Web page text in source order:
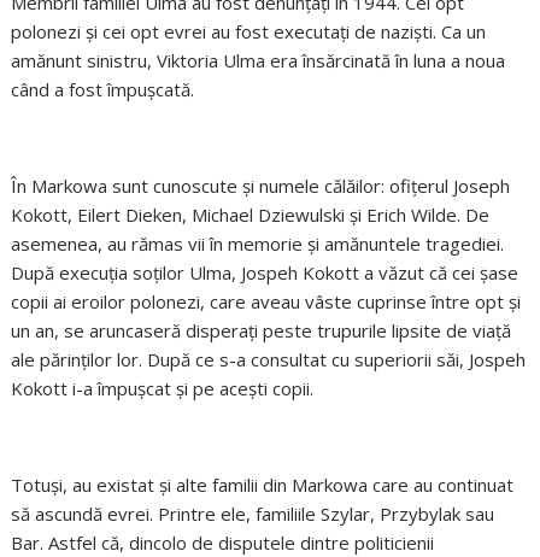
polonezi şi cei opt evrei au fost executaţi de nazişti. Ca un
amănunt sinistru, Viktoria Ulma era însărcinată în luna a noua
când a fost împuşcată.
În Markowa sunt cunoscute şi numele călăilor: ofiţerul Joseph
Kokott, Eilert Dieken, Michael Dziewulski şi Erich Wilde. De
asemenea, au rămas vii în memorie şi amănuntele tragediei.
După execuţia soţilor Ulma, Jospeh Kokott a văzut că cei şase
copii ai eroilor polonezi, care aveau vâste cuprinse între opt şi
un an, se aruncaseră disperaţi peste trupurile lipsite de viaţă
ale părinţilor lor. După ce s-a consultat cu superiorii săi, Jospeh
Kokott i-a împuşcat şi pe aceşti copii.
Totuşi, au existat şi alte familii din Markowa care au continuat
să ascundă evrei. Printre ele, familiile Szylar, Przybylak sau
Bar. Astfel că, dincolo de disputele dintre politicienii